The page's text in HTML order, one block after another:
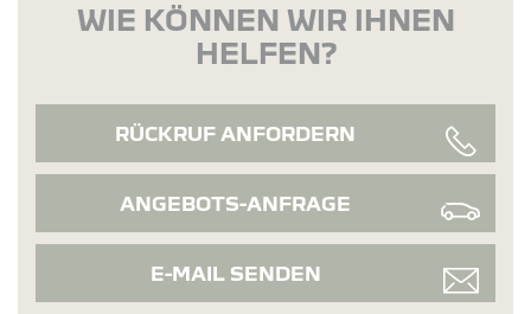
WIE KÖNNEN WIR IHNEN
HELFEN?
RÜCKRUF ANFORDERN
ANGEBOTS-ANFRAGE
E-MAIL SENDEN